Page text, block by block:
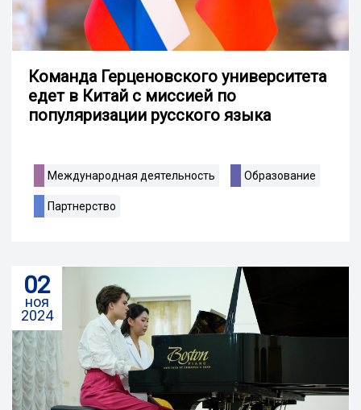
Команда Герценовского университета
едет в Китай с миссией по
популяризации русского языка
Международная деятельность Образование
Партнерство
02
ноя
2024